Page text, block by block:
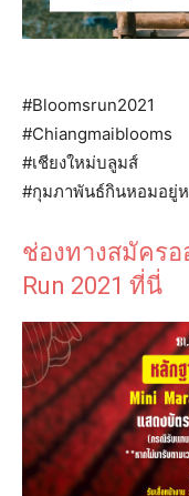
#Bloomsrun2021
#Chiangmaiblooms
#เชียงใหม่บลูมส์
#กุมภาพันธ์กินหอมอยู่ห
ช่องทางสมัครอ
Run 2021 ที่นี่